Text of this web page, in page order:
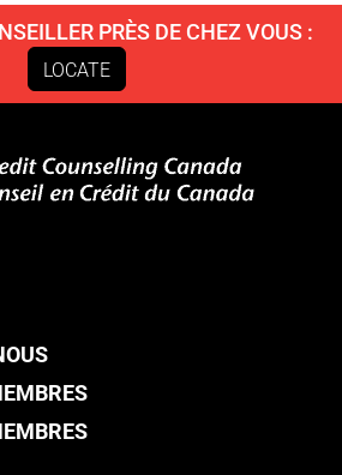
PRÈS DE CHEZ VOUS :
LOCATE